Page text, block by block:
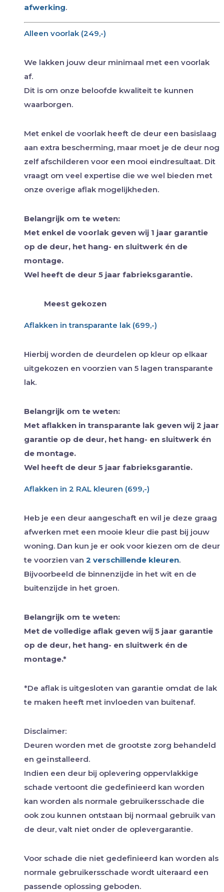
afwerking.
Alleen voorlak (249,-)
We lakken jouw deur minimaal met een voorlak
af.
Dit is om onze beloofde kwaliteit te kunnen
waarborgen.
Met enkel de voorlak heeft de deur een basislaag
aan extra bescherming, maar moet je de deur nog
zelf afschilderen voor een mooi eindresultaat. Dit
vraagt om veel expertise die we wel bieden met
onze overige aflak mogelijkheden.
Belangrijk om te weten:
Met enkel de voorlak geven wij 1 jaar garantie
op de deur, het hang- en sluitwerk én de
montage.
Wel heeft de deur 5 jaar fabrieksgarantie.
Meest gekozen
Aflakken in transparante lak (699,-)
Hierbij worden de deurdelen op kleur op elkaar
uitgekozen en voorzien van 5 lagen transparante
lak.
Belangrijk om te weten:
Met aflakken in transparante lak geven wij 2 jaar
garantie op de deur, het hang- en sluitwerk én
de montage.
Wel heeft de deur 5 jaar fabrieksgarantie.
Aflakken in 2 RAL kleuren (699,-)
Heb je een deur aangeschaft en wil je deze graag
afwerken met een mooie kleur die past bij jouw
woning. Dan kun je er ook voor kiezen om de deur
te voorzien van 2 verschillende kleuren.
Bijvoorbeeld de binnenzijde in het wit en de
buitenzijde in het groen.
Belangrijk om te weten:
Met de volledige aflak geven wij 5 jaar garantie
op de deur, het hang- en sluitwerk én de
montage.*
*De aflak is uitgesloten van garantie omdat de lak
te maken heeft met invloeden van buitenaf.
Disclaimer:
Deuren worden met de grootste zorg behandeld
en geïnstalleerd.
Indien een deur bij oplevering oppervlakkige
schade vertoont die gedefinieerd kan worden
kan worden als normale gebruikersschade die
ook zou kunnen ontstaan bij normaal gebruik van
de deur, valt niet onder de oplevergarantie.
Voor schade die niet gedefinieerd kan worden als
normale gebruikersschade wordt uiteraard een
passende oplossing geboden.